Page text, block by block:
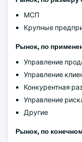
МСП
Крупные
Рынок, по
Управление
Управление
Конкурентная
Управление
Другие
Рынок, по